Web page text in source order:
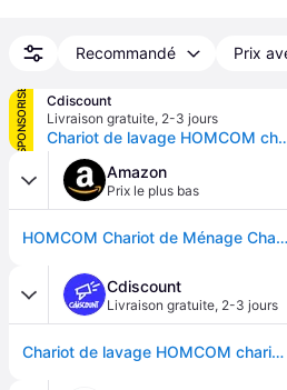
Recommandé Prix
SPONSORISÉ
Cdiscount
Livraison gratuite, 2-3 jours
Chariot de lavage HOMCOM chariot de ménage chariot de
Amazon
Prix le plus bas
HOMCOM Chariot de Ménage Chariot de Lavage Seau 26 L 73 x 45 x 95 cm Jaune
Cdiscount
Livraison gratuite, 2-3 jours
Chariot de lavage HOMCOM chariot de ménage chariot de nettoyage professionnel presse à mâchoire seau 26L panier de rangements jaune - Jaune